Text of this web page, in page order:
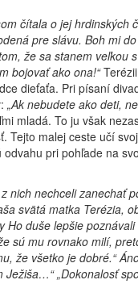
čítala o jej hrdinských
pre slávu. Boh mi
že sa stanem veľkou
bojovať ako ona!“
dieťaťa. Pri písaní
„Ak nebudete ako deti,
mladá. To ju však
Tejto malej ceste učí
pri pohľade na
nich nechceli zanechať
svätá matka Terézia,
Ho duše lepšie
sú mu rovnako milí,
že všetko je dobré.“
Je­žiša…“ „Dokonalosť